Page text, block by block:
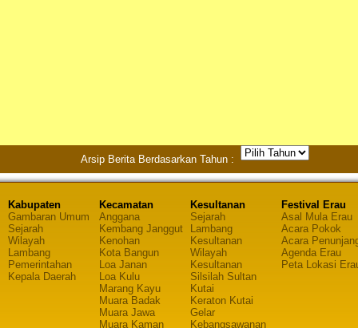
Arsip Berita Berdasarkan Tahun :
Kabupaten
Gambaran Umum
Sejarah
Wilayah
Lambang
Pemerintahan
Kepala Daerah
Kecamatan
Anggana
Kembang Janggut
Kenohan
Kota Bangun
Loa Janan
Loa Kulu
Marang Kayu
Muara Badak
Muara Jawa
Muara Kaman
Kesultanan
Sejarah
Lambang
Kesultanan
Wilayah
Kesultanan
Silsilah Sultan
Kutai
Keraton Kutai
Gelar
Kebangsawanan
Festival Erau
Asal Mula Erau
Acara Pokok
Acara
Agenda Erau
Peta Lokasi